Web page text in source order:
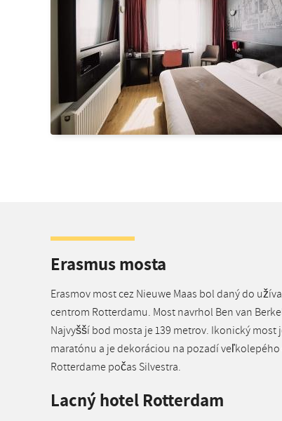
Erasmus mosta
Erasmov most cez Nieuwe Maas bol daný do
centrom Rotterdamu. Most navrhol Ben van
Najvyšší bod mosta je 139 metrov. Ikonický
maratónu a je dekoráciou na pozadí
Rotterdame počas Silvestra.
Lacný hotel Rotterdam